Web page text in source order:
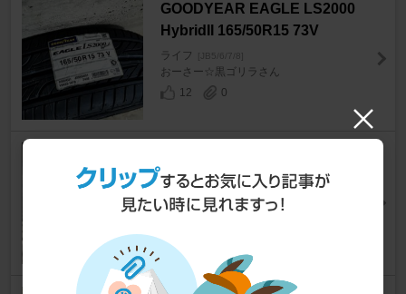
GOODYEAR EAGLE LS2000
HybridII 165/50R15 73V
ライフ [JB5/6/7/8]
おーさー☆黒ゴリラさん
12
0
2 165/60R14
ライフ [JB5/6/7/8]
kt21187さん